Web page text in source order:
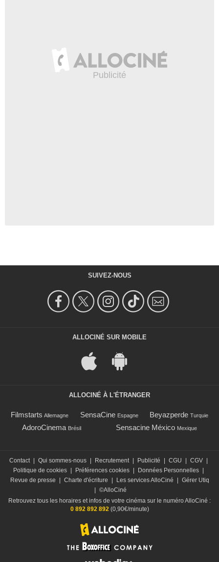
SUIVEZ-NOUS
ALLOCINÉ SUR MOBILE
ALLOCINÉ À L'ÉTRANGER
Filmstarts Allemagne SensaCine Espagne Beyazperde Turquie
AdoroCinema Brésil Sensacine México Mexique
Contact Qui sommes-nous Recrutement Publicité CGU CGV
Politique de cookies
Préférences cookies Données Personnelles
Revue de presse
Charte d'écriture Les services AlloCiné
Gérer Utiq
©AlloCiné
Retrouvez tous les horaires et infos de votre cinéma sur le numéro AlloCiné :
0 892 892 892(0,90€/minute)